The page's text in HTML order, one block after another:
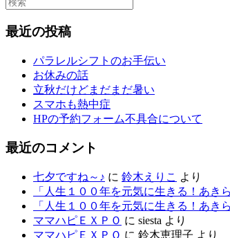
最近の投稿
パラレルシフトのお手伝い
お休みの話
立秋だけどまだまだ暑い
スマホも熱中症
HPの予約フォーム不具合について
最近のコメント
七夕ですね～♪ に 鈴木えりこ より
「人生１００年を元気に生きる！あ
「人生１００年を元気に生きる！あ
ママハピＥＸＰＯ に siesta より
ママハピＥＸＰＯ に 鈴木恵理子 より